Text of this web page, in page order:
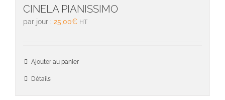
CINELA PIANISSIMO
par jour : 25,00€ HT
Ajouter au panier
Détails